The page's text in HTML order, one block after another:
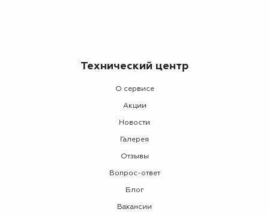
Технический центр
О сервисе
Акции
Новости
Галерея
Отзывы
Вопрос-ответ
Блог
Вакансии